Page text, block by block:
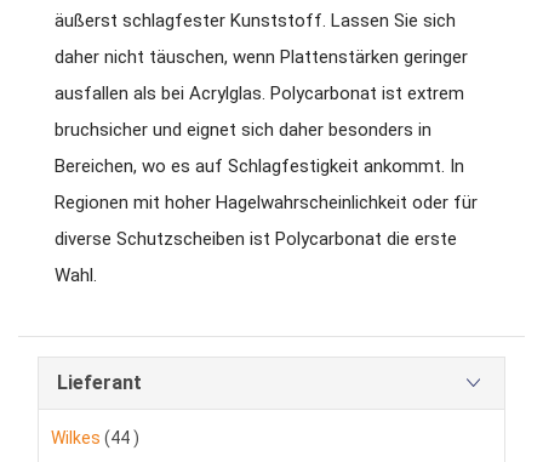
äußerst schlagfester Kunststoff. Lassen Sie sich
daher nicht täuschen, wenn Plattenstärken geringer
ausfallen als bei Acrylglas. Polycarbonat ist extrem
bruchsicher und eignet sich daher besonders in
Bereichen, wo es auf Schlagfestigkeit ankommt. In
Regionen mit hoher Hagelwahrscheinlichkeit oder für
diverse Schutzscheiben ist Polycarbonat die erste
Wahl.
Lieferant
Wilkes 44Artikel